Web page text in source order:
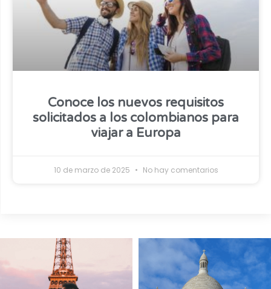
Conoce los nuevos requisitos
solicitados a los colombianos para
viajar a Europa
10 de marzo de 2025 No hay comentarios